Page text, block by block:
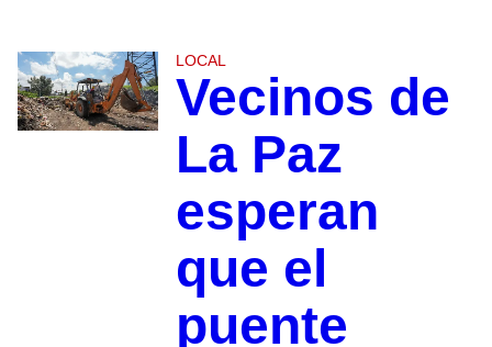
LOCAL
Vecinos de
La Paz
esperan
que el
puente